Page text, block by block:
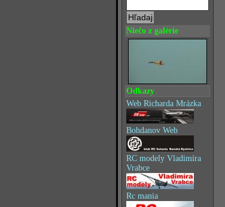
Niečo z galérie
Odkazy
Web Richarda Mrázka
Bohdanov Web
RC modely Vladimíra
Vrabce
Rc mania